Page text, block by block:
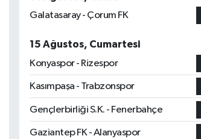
Galatasaray - Çorum FK
15 Ağustos, Cumartesi
Konyaspor - Rizespor
Kasımpaşa - Trabzonspor
Gençlerbirliği S.K. - Fenerbahçe
Gaziantep FK - Alanyaspor